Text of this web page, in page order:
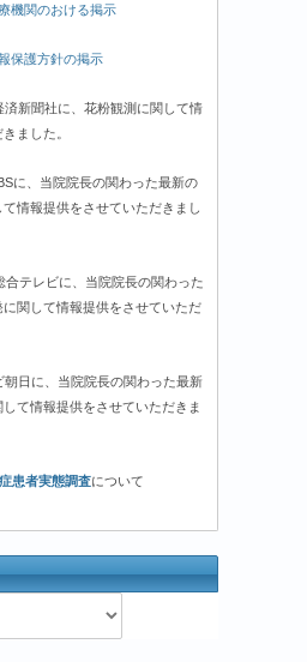
機関のおける掲示
保護方針の掲示
済新聞社に、花粉観測に関して情
ました。
に、当院院長の関わった最新の
情報提供をさせていただきまし
合テレビに、当院院長の関わった
関して情報提供をさせていただ
朝日に、当院院長の関わった最新
て情報提供をさせていただきま
患者実態調査について